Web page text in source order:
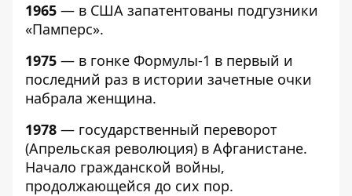
1965 — в США запатентованы подгузники
«Памперс».
1975 — в гонке Формулы-1 в первый и
последний раз в истории зачетные очки
набрала женщина.
1978 — государственный переворот
(Апрельская революция) в Афганистане.
Начало гражданской войны,
продолжающейся до сих пор.